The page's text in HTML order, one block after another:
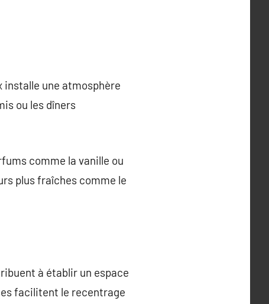
installe une atmosphère
ou les dîners
comme la vanille ou
plus fraîches comme le
à établir un espace
facilitent le recentrage